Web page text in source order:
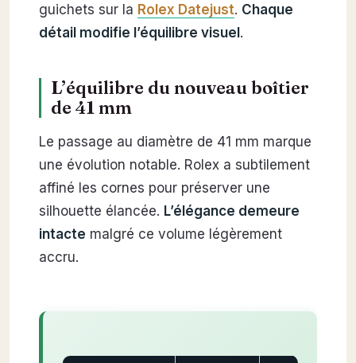
guichets sur la Rolex Datejust. Chaque
détail modifie l’équilibre visuel.
L’équilibre du nouveau boîtier
de 41 mm
Le passage au diamètre de 41 mm marque
une évolution notable. Rolex a subtilement
affiné les cornes pour préserver une
silhouette élancée. L’élégance demeure
intacte malgré ce volume légèrement
accru.